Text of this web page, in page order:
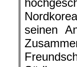
seinen